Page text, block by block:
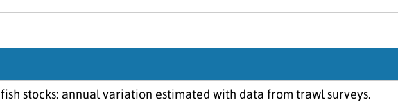
stocks: annual variation estimated with data from trawl surveys.